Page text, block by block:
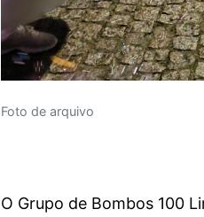
Foto de arquivo
O Grupo de Bombos 100